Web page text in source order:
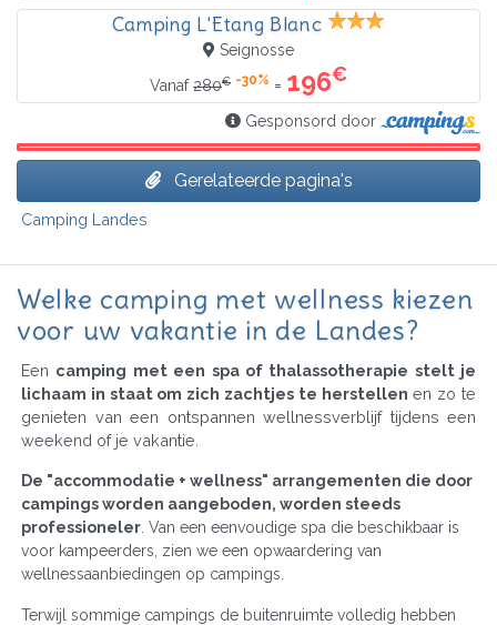
Camping L'Etang Blanc
Seignosse
Vanaf280€ -30% = 196€
Gesponsord door
Gerelateerde pagina's
Camping Landes
Welke camping met wellness kiezen
voor uw vakantie in de Landes?
Een camping met een spa of thalassotherapie stelt je
lichaam in staat om zich zachtjes te herstellen en zo te
genieten van een ontspannen wellnessverblijf tijdens een
weekend of je vakantie.
De "accommodatie + wellness" arrangementen die door
campings worden aangeboden, worden steeds
professioneler . Van een eenvoudige spa die beschikbaar is
voor kampeerders, zien we een opwaardering van
wellnessaanbiedingen op campings.
Terwijl sommige campings de buitenruimte volledig hebben